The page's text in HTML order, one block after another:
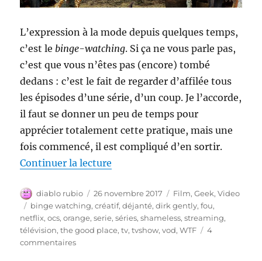
L’expression à la mode depuis quelques temps,
c’est le binge-watching. Si ça ne vous parle pas,
c’est que vous n’êtes pas (encore) tombé
dedans : c’est le fait de regarder d’affilée tous
les épisodes d’une série, d’un coup. Je l’accorde,
il faut se donner un peu de temps pour
apprécier totalement cette pratique, mais une
fois commencé, il est compliqué d’en sortir.
Continuer la lecture
Auteur
diablo rubio
Publié
le
26 novembre 2017 Catégories
Film,Geek,Video
Étiquettes
binge watching,créatif,déjanté,dirk gently,fou,
netflix,ocs,orange,serie,séries,shameless,streaming,
télévision,the good place,tv,tvshow,vod,WTF
4
commentairessur